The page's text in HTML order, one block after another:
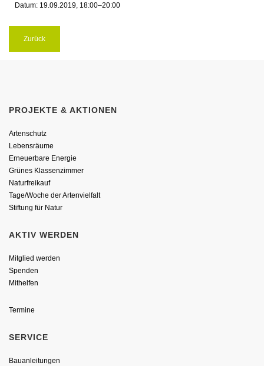
Datum: 19.09.2019, 18:00–20:00
Zurück
PROJEKTE & AKTIONEN
Artenschutz
Lebensräume
Erneuerbare Energie
Grünes Klassenzimmer
Naturfreikauf
Tage/Woche der Artenvielfalt
Stiftung für Natur
AKTIV WERDEN
Mitglied werden
Spenden
Mithelfen
Termine
SERVICE
Bauanleitungen